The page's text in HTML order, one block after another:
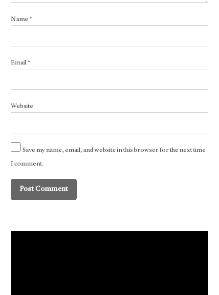
Name*
Email*
Website
Save my name, email, and website in this browser for the next time
I comment.